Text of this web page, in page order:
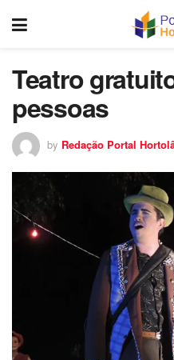
Teatro
pessoas
by Redação Portal